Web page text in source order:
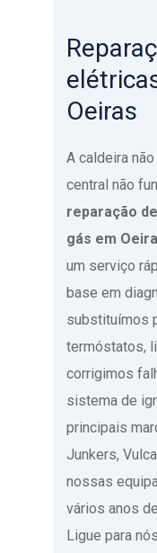
Oeiras
A caldeira
central não
reparação
gás em
um serviço
base em
substituímos
termóstatos,
corrigimos
sistema de
principais
Junkers,
nossas
vários anos
Ligue para